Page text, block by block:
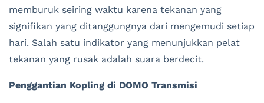
memburuk seiring waktu karena tekanan yang
signifikan yang ditanggungnya dari mengemudi setiap
hari. Salah satu indikator yang menunjukkan pelat
tekanan yang rusak adalah suara berdecit.
Penggantian Kopling di DOMO Transmisi